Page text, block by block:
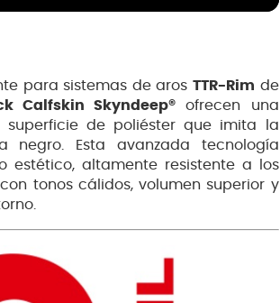
para sistemas de arosTTR-Rim de
Calfskin Skyndeep® ofrecen una
de poliéster que imita la
Esta avanzada tecnología
estético, altamente resistente a los
tonos cálidos, volumen superior y